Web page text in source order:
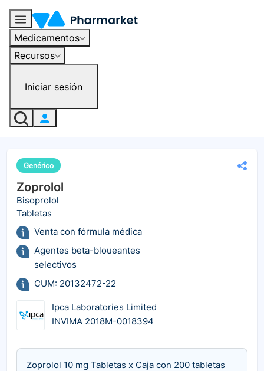
Medicamentos
Recursos
Iniciar sesión
Genérico
Zoprolol
Bisoprolol
Tabletas
Venta con fórmula médica
Agentes beta-bloueantes
selectivos
CUM: 20132472-22
Ipca Laboratories Limited
INVIMA 2018M-0018394
Zoprolol 10 mg Tabletas x Caja con 200 tabletas